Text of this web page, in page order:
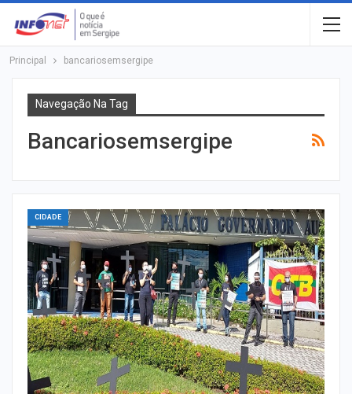
Principal bancariosemsergipe
Navegação Na Tag
Bancariosemsergipe
CIDADE